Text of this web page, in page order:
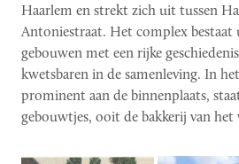
Haarlem en strekt zich uit tussen
Antoniestraat. Het complex bestaat
gebouwen met een rijke
kwetsbaren in de samenleving. In
prominent aan de binnenplaats,
gebouwtjes, ooit de bakkerij van het